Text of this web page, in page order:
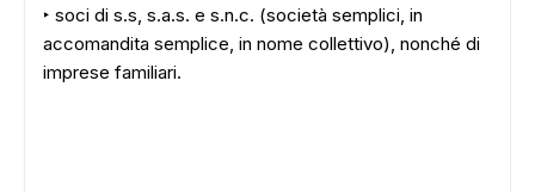
‣ soci di s.s, s.a.s. e s.n.c. (società semplici, in
accomandita semplice, in nome collettivo), nonché di
imprese familiari.